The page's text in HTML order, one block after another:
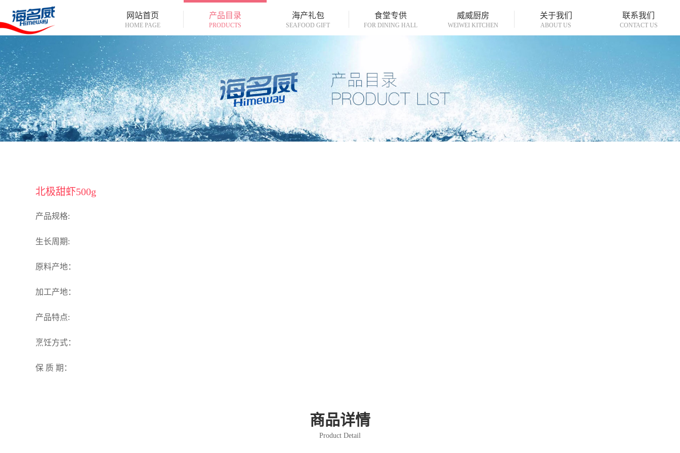
网站首页
HOME PAGE
产品目录
PRODUCTS
海产礼包
SEAFOOD GIFT
食堂专供
FOR DINING HALL
威威厨房
WEIWEI KITCHEN
关于我们
ABOUT US
联系我们
CONTACT US
北极甜虾500g
产品规格:
生长周期:
原料产地：
加工产地：
产品特点:
烹饪方式：
保 质 期：
商品详情
Product Detail